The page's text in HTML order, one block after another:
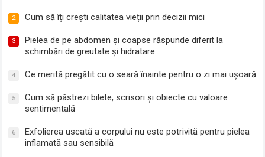
2 Cum să îți crești calitatea vieții prin decizii mici
3
Pielea de pe abdomen și coapse răspunde diferit la
schimbări de greutate și hidratare
4 Ce merită pregătit cu o seară înainte pentru o zi mai ușoară
5
Cum să păstrezi bilete, scrisori și obiecte cu valoare
sentimentală
6
Exfolierea uscată a corpului nu este potrivită pentru pielea
inflamată sau sensibilă